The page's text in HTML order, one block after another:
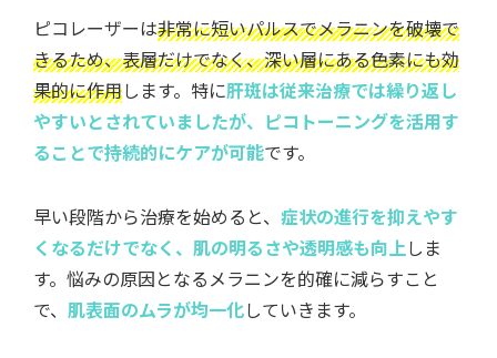
ピコレーザーは非常に短いパルスでメラニンを破壊で
きるため、表層だけでなく、深い層にある色素にも効
果的に作用します。特に肝斑は従来治療では繰り返し
やすいとされていましたが、ピコトーニングを活用す
ることで持続的にケアが可能です。
早い段階から治療を始めると、 症状の進行を抑えやす
くなるだけでなく、肌の明るさや透明感も向上しま
す。悩みの原因となるメラニンを的確に減らすこと
で、 肌表面のムラが均一化していきます。